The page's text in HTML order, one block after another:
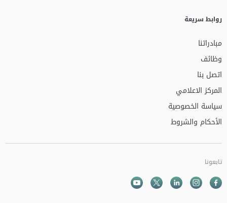
روابط سريعة
مبادراتنا
وظائف
اتصل بنا
المركز الاعلامي
سياسة الخصوصية
الأحكام والشروط
تابعونا
Facebook
Instagramالذهاب الى تم
Twitter
Youtube